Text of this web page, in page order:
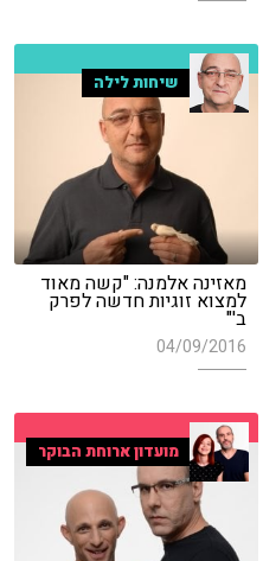
שיחות לילה
מאזינה אלמנה: "קשה מאוד
למצוא זוגיות חדשה לפרק
ב'"
04/09/2016
מועדון ארוחת הבוקר